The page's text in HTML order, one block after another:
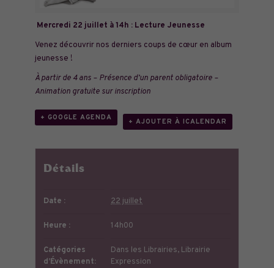
Mercredi 22 juillet à 14h : Lecture Jeunesse
Venez découvrir nos derniers coups de cœur en album
jeunesse !
À partir de 4 ans – Présence d’un parent obligatoire –
Animation gratuite sur inscription
+ GOOGLE AGENDA
+ AJOUTER À ICALENDAR
Détails
Date : 22 juillet
Heure : 14h00
Catégories
d’Évènement:
Dans les Librairies, Librairie
Expression